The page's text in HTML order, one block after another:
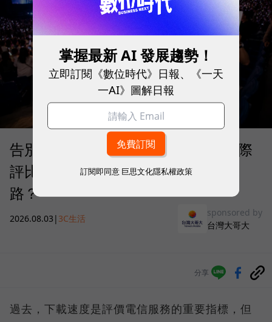
告別「極速迷思」！Opensignal 國際
評比揭密：什麼才是 5G 時代的好網
路？
2026.08.03 | 3C生活
sponsored by
台灣大哥大
分享
過去，下載速度是評價電信服務的重要指標，但
掌握最新 AI 發展趨勢！
立即訂閱《數位時代》日報、《一天
一AI》圖解日報
訂閱即同意 巨思文化隱私權政策